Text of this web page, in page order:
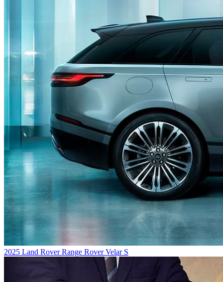
2025 Land Rover Range Rover Velar S